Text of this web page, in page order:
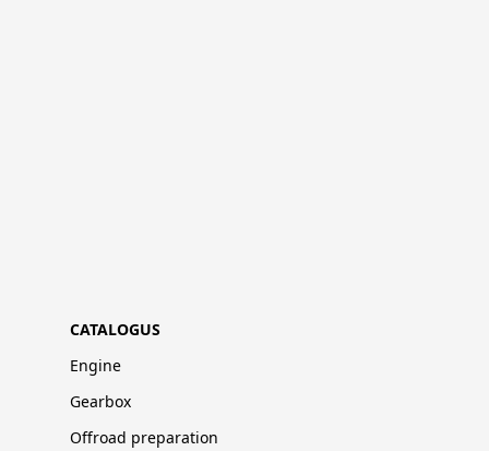
CATALOGUS
Engine
Gearbox
Offroad preparation